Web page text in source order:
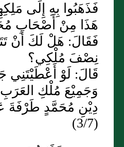
فَذَهَبُوا بِهِ إِلَى
هَذَا مِنْ أَصْحَابِ
فَقَالَ: هَلْ لَكَ أَنْ
نِصْفَ مُلْكِي؟
قَالَ: لَوْ أَعْطَيْتَنِي
وَجَمِيْعَ مُلْكِ
دِيْنِ مُحَمَّدٍ طَرْفَةَ
(3/7)